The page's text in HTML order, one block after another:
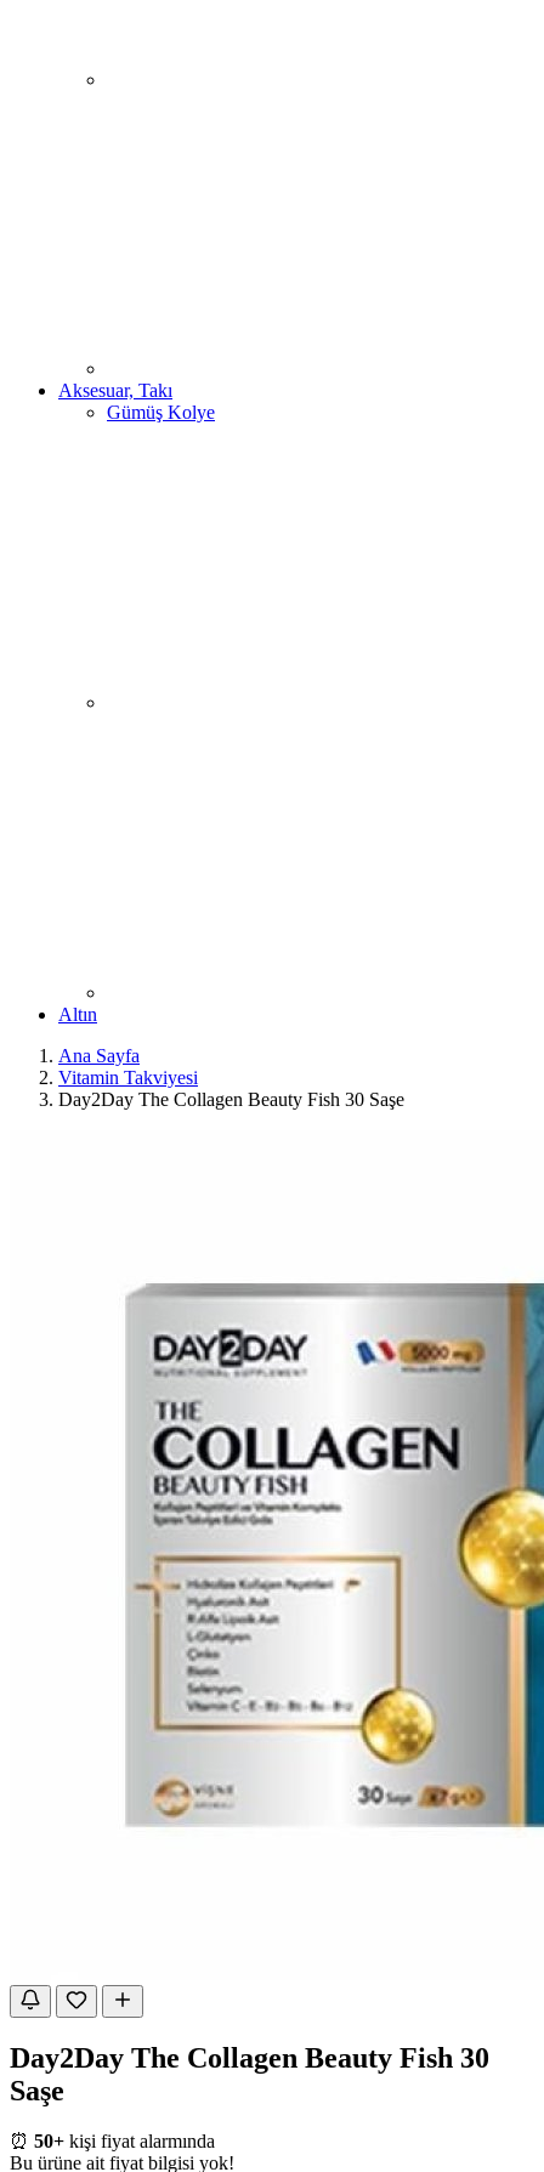
Aksesuar, Takı
Gümüş Kolye
Altın
Ana Sayfa
Vitamin Takviyesi
Day2Day The Collagen Beauty Fish 30 Saşe
Day2Day The Collagen Beauty Fish 30
Saşe
⏰ 50+ kişi fiyat alarmında
Bu ürüne ait fiyat bilgisi yok!